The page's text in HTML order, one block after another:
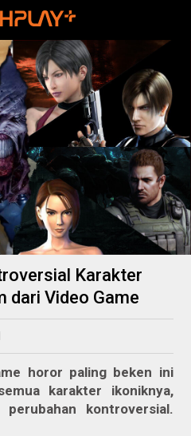
Karakter
dari Video Game
horor paling beken ini
karakter ikoniknya,
kontroversial.